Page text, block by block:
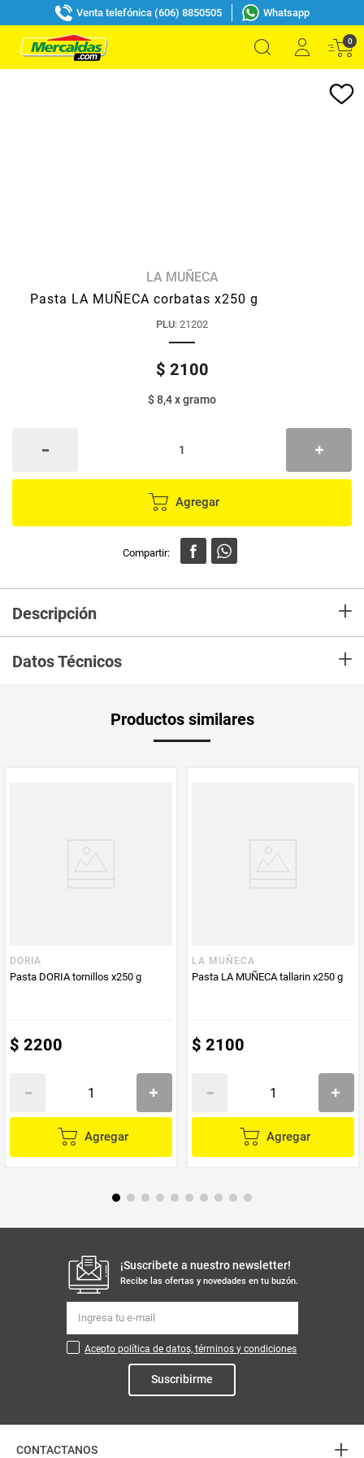
Venta telefónica (606) 8850505 Whatsapp
0
LA MUÑECA
Pasta LA MUÑECA corbatas x250 g
PLU: 21202
$ 2100
$ 8,4xgramo
Agregar
Descripción +
recibiras en tu casa en las mejores condiciones.
Datos Técnicos +
Producto (kg)
Productos similares
DORIA
Pasta DORIA tornillos x250 g
$ 2200
Agregar
LA MUÑECA
Pasta LA MUÑECA tallarin x250 g
$ 2100
Agregar
¡Suscribete a nuestro newsletter!
Recibe las ofertas y novedades en tu buzón.
Acepto política de datos, términos y condiciones
Suscribirme
CONTACTANOS +